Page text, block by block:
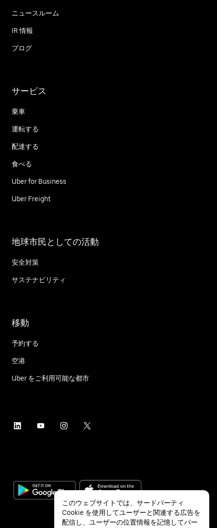
ニュースルーム
IR 情報
ブログ
サービス
乗車
運転する
配達する
食べる
Uber for Business
Uber Freight
地球市民としての活動
安全対策
サステナビリティ
移動
予約する
空港
Uber をご利用可能な都市
このウェブサイトでは、サードパーティ
Cookie を使用してユーザーと関連する広告を
配信し、ユーザーの位置情報を記憶してパー